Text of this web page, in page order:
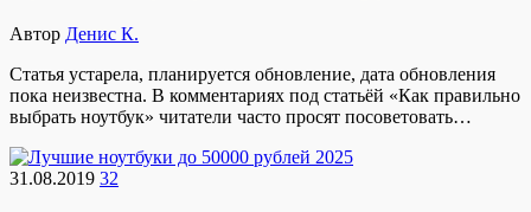
Автор Денис К.
Статья устарела, планируется обновление, дата обновления
пока неизвестна. В комментариях под статьёй «Как правильно
выбрать ноутбук» читатели часто просят посоветовать…
31.08.2019 32